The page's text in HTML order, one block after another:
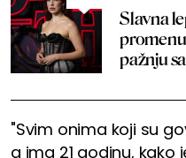
Slavna
promenu
pažnju
"Svim onima koji su
a ima 21 godinu,